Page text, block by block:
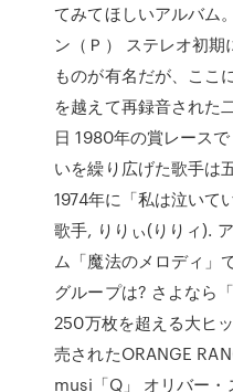
てみてほしいアルバム
ン（Ｐ） ステレオ初
ものが有名だが、ここ
を越えて再録音された
日 1980年の賞レース
いを繰り広げた歌手は
1974年に「私は泣いて
歌手, りりぃ(りりィ).
ム「魔法のメロディ」
グループは? さよなら
250万枚を超える大ヒ
売されたORANGE
musi「Q」 オリバー・